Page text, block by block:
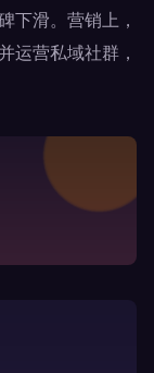
下滑。营销上，
运营私域社群，